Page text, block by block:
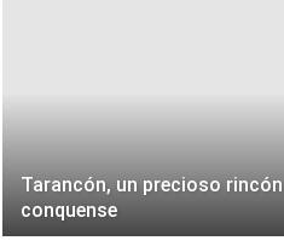
Tarancón, un precioso rincón
conquense